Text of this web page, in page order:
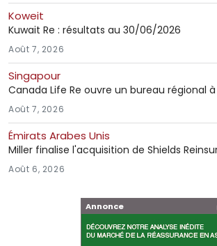
Koweit
Kuwait Re : résultats au 30/06/2026
Août 7, 2026
Singapour
Canada Life Re ouvre un bureau régional
Août 7, 2026
Émirats Arabes Unis
Miller finalise l'acquisition de Shields
Août 6, 2026
Annonce